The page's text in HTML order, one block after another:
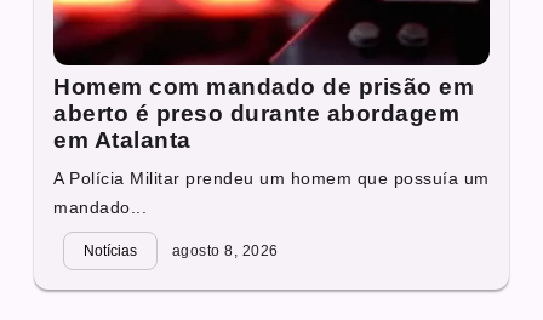
Homem com mandado de prisão em
aberto é preso durante abordagem
em Atalanta
A Polícia Militar prendeu um homem que possuía um
mandado...
Notícias agosto 8, 2026